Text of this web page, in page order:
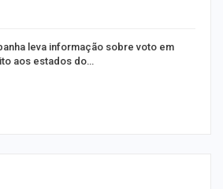
leva informação sobre voto em
aos estados do…